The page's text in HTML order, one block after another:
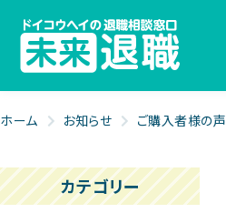
ホーム お知らせ ご購入者様の声
カテゴリー